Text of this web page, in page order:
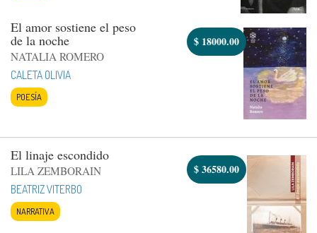
El amor sostiene el peso
de la noche
NATALIA ROMERO
CALETA OLIVIA
POESÍA
$ 18000.00
El linaje escondido
LILA ZEMBORAIN
BEATRIZ VITERBO
NARRATIVA
$36580.00